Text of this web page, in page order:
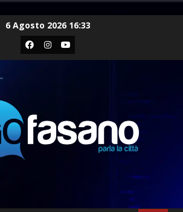
6 Agosto 2026 16:33
Facebook
Instagram
Youtube